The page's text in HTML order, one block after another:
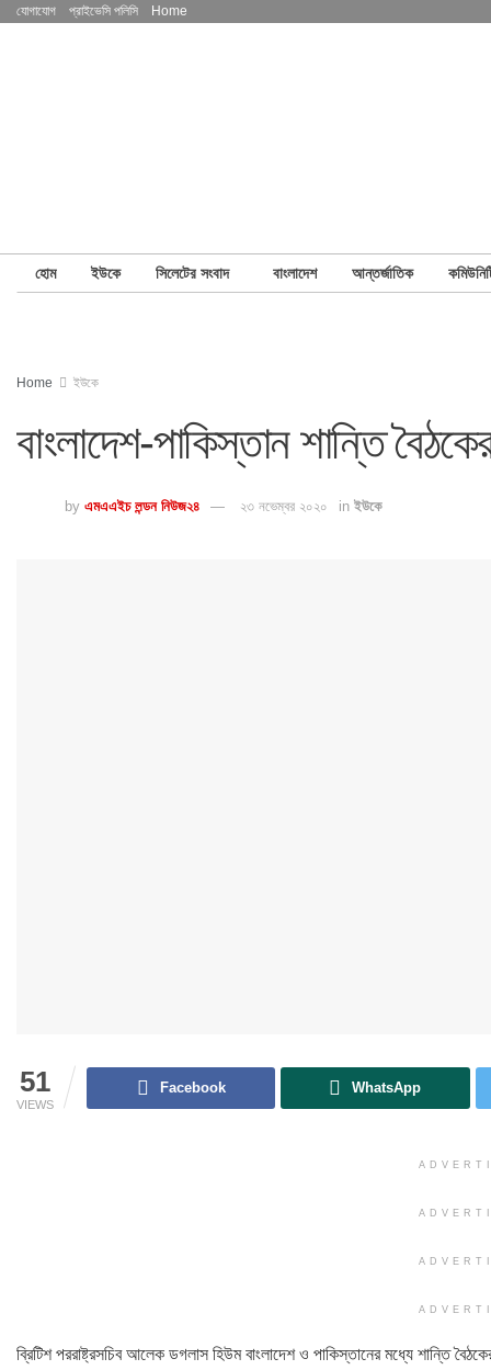
যোগাযোগ প্রাইভেসি পলিসি Home
হোম ইউকে সিলেটের সংবাদ বাংলাদেশ আন্তর্জাতিক
Home ইউকে
বাংলাদেশ-পাকিস্তান শান্তি
by এমএএইচ লন্ডন নিউজ২৪ ২৩ নভেম্বর ২০২০ in ইউকে
51
VIEWS
Facebook WhatsApp
ব্রিটিশ পররাষ্ট্রসচিব আলেক ডগলাস হিউম বাংলাদেশ ও পাকিস্তানের মধ্যে শান্তি